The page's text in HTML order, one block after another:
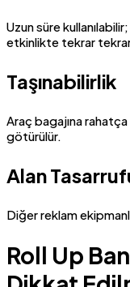
Uzun süre
etkinlikte tekrar tekrar
Taşınabilirlik
Araç bagajına
götürülür.
Alan
Diğer reklam
Roll Up